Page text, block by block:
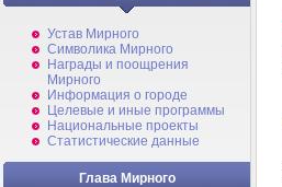
Устав Мирного
Символика Мирного
Награды и поощрения
Мирного
Информация о городе
Целевые и иные программы
Национальные проекты
Статистические данные
Глава Мирного